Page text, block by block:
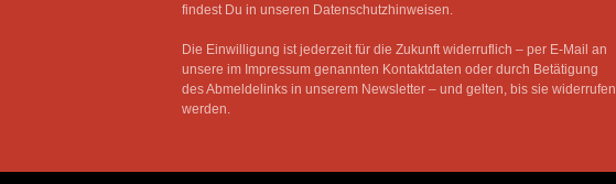
findest Du in unseren Datenschutzhinweisen.
Die Einwilligung ist jederzeit für die Zukunft widerruflich – per E-Mail an
unsere im Impressum genannten Kontaktdaten oder durch Betätigung
des Abmeldelinks in unserem Newsletter – und gelten, bis sie widerrufen
werden.